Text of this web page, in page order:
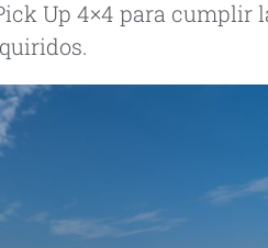
Up 4×4 para cumplir